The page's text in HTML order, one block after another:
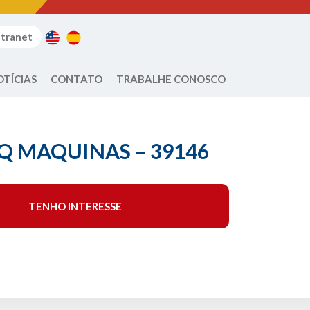
CONTATO TRABALHE CONOSCO
MAQUINAS – 39146
TENHO INTERESSE